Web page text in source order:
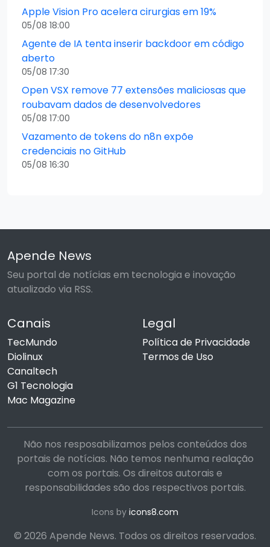
Apple Vision Pro acelera cirurgias em 19%
05/08 18:00
Agente de IA tenta inserir backdoor em código
aberto
05/08 17:30
Open VSX remove 77 extensões maliciosas que
roubavam dados de desenvolvedores
05/08 17:00
Vazamento de tokens do n8n expõe
credenciais no GitHub
05/08 16:30
Apende News
Seu portal de notícias em tecnologia e inovação
atualizado via RSS.
Canais
TecMundo
Diolinux
Canaltech
G1 Tecnologia
Mac Magazine
Legal
Política de Privacidade
Termos de Uso
Não nos resposabilizamos pelos conteúdos dos
portais de notícias. Não temos nenhuma realação
com os portais. Os direitos autorais e
responsabilidades são dos respectivos portais.
Icons by icons8.com
© 2026 Apende News. Todos os direitos reservados.